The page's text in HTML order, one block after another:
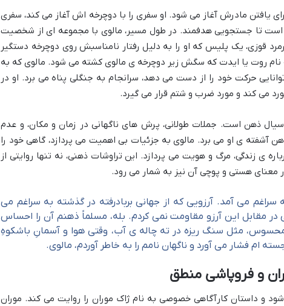
یافتن مادرش آغاز می شود. او سفری را با دوچرخه اش آغاز می کند، سفری
است تا جستجویی هدفمند. در طول مسیر، مالوی با مجموعه ای از شخصیت
قوزی، یک پلیس که او را به دلیل رفتار نامناسبش روی دوچرخه دستگیر
نام روت یا ایدت که سگش زیر دوچرخه ی مالوی کشته می شود. مالوی که به
حرکت خود را از دست می دهد، سرانجام به جنگلی پناه می برد. او در
می کند و مورد ضرب و شتم قرار می گیرد.
ذهن است. جملات طولانی، پرش های ناگهانی در زمان و مکان، و عدم
آشفته ی او می برد. مالوی به جزئیات بی اهمیت می پردازد، گاهی خود را
ی زندگی، مرگ و هویت می پردازد. این تراوشات ذهنی، نه تنها روایتی از
معنای هستی و پوچی آن نیز به شمار می رود.
سراغم می آمد. آرزویی که از جهانی بربادرفته در گذشته به سراغم می
در مقابل این آرزو مقاومت نمی کردم. بله، مسلماً ذهنم آن را احساس
مثل سنگ ریزه در ته چاله ی آب، وقتی هوا و آسمانِ باشکوهِ
ام فشار می آورد و ناگهان نامم را به خاطر آوردم، مالوی.
و فروپاشی منطق
و داستان کارآگاهی خصوصی به نام ژاک موران را روایت می کند. موران